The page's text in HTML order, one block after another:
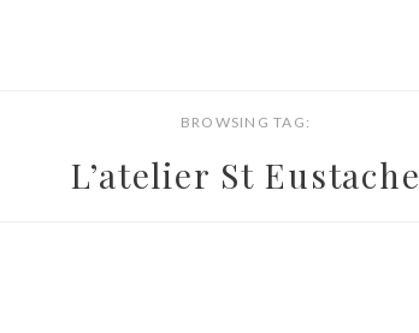
BROWSING TAG:
L’atelier St Eustache